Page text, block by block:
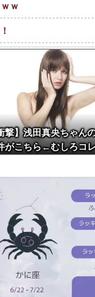
ｗ
の責任をどうとるん
ｗｗｗｗｗｗｗ
？？？？
w」←こwれwはw
。
ﾟoﾟ)
撃】浅田真央ちゃん
がこちら←むしろコ